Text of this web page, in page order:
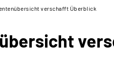
verschafft Überblick